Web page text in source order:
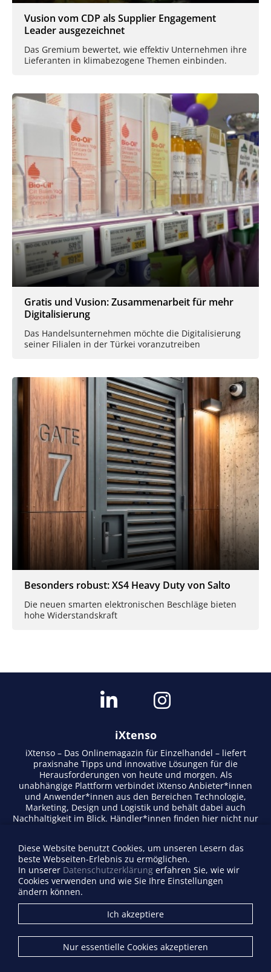
Vusion vom CDP als Supplier Engagement
Leader ausgezeichnet
Das Gremium bewertet, wie effektiv Unternehmen ihre
Lieferanten in klimabezogene Themen einbinden.
Gratis und Vusion: Zusammenarbeit für mehr
Digitalisierung
Das Handelsunternehmen möchte die Digitalisierung
seiner Filialen in der Türkei voranzutreiben
Besonders robust: XS4 Heavy Duty von Salto
Die neuen smarten elektronischen Beschläge bieten
hohe Widerstandskraft
iXtenso
iXtenso – Das Onlinemagazin für Einzelhandel – liefert
praxisnahe Tipps und innovative Lösungen für die
Herausforderungen von heute und morgen. Als
unabhängige Plattform verbindet iXtenso Anbieter*innen
und Anwender*innen aus den Bereichen Technologie,
Marketing, Design und Logistik und behält dabei auch
Nachhaltigkeit im Blick. Händler*innen finden hier nicht nur
lebendigen Schreibstil und relevantem Content fördert das
Magazin den Austausch innerhalb der Retail-Community.
Ob digitale Trends oder praktische Alltagstipps – iXtenso
macht Wissen für den Handel zugänglich.
Firma eintragen
Mediadaten
Kontakt
Diese Website benutzt Cookies, um unseren Lesern das
beste Webseiten-Erlebnis zu ermöglichen.
In unserer Datenschutzerklärung erfahren Sie, wie wir
Cookies verwenden und wie Sie Ihre Einstellungen
ändern können.
Ich akzeptiere
Nur essentielle Cookies akzeptieren